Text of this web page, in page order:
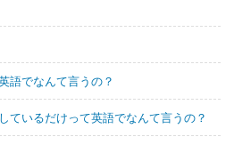
語でなんて言うの？
ているだけって英語でなんて言うの？